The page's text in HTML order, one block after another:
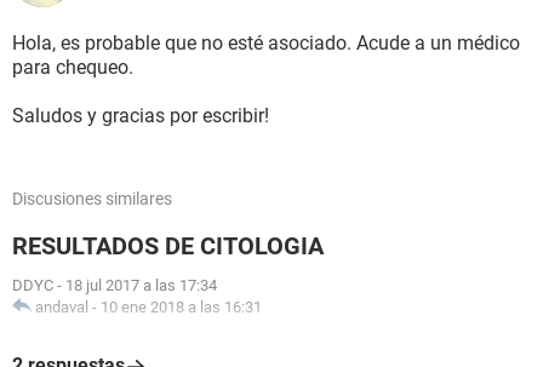
Hola, es probable que no esté asociado. Acude a un médico
para chequeo.
Saludos y gracias por escribir!
Discusiones similares
RESULTADOS DE CITOLOGIA
DDYC - 18 jul 2017 a las 17:34
andaval - 10 ene 2018 a las 16:31